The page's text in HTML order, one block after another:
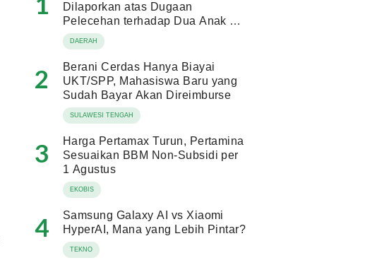
Dilaporkan atas Dugaan
Pelecehan terhadap Dua Anak di
Bawah Umur
DAERAH
2
Berani Cerdas Hanya Biayai
UKT/SPP, Mahasiswa Baru yang
Sudah Bayar Akan Direimburse
SULAWESI TENGAH
3
Harga Pertamax Turun, Pertamina
Sesuaikan BBM Non-Subsidi per
1 Agustus
EKOBIS
4
Samsung Galaxy AI vs Xiaomi
HyperAI, Mana yang Lebih Pintar?
TEKNO